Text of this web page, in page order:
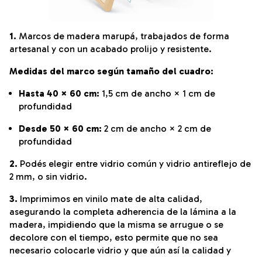
1. Marcos de madera marupá, trabajados de forma
artesanal y con un acabado prolijo y resistente.
Medidas del marco según tamaño del cuadro:
Hasta 40 × 60 cm: 1,5 cm de ancho × 1 cm de
profundidad
Desde 50 × 60 cm: 2 cm de ancho × 2 cm de
profundidad
2. Podés elegir entre vidrio común y vidrio antireflejo de
2 mm, o sin vidrio.
3. Imprimimos en vinilo mate de alta calidad,
asegurando la completa adherencia de la lámina a la
madera, impidiendo que la misma se arrugue o se
decolore con el tiempo, esto permite que no sea
necesario colocarle vidrio y que aún así la calidad y